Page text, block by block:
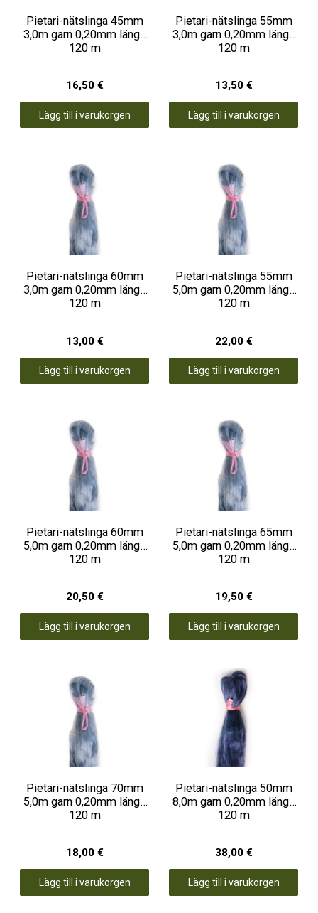
Pietari-nätslinga 45mm
3,0m garn 0,20mm längd
120 m
16,50 €
Lägg till i varukorgen
Pietari-nätslinga 55mm
3,0m garn 0,20mm längd
120 m
13,50 €
Lägg till i varukorgen
Pietari-nätslinga 60mm
3,0m garn 0,20mm längd
120 m
13,00 €
Lägg till i varukorgen
Pietari-nätslinga 55mm
5,0m garn 0,20mm längd
120 m
22,00 €
Lägg till i varukorgen
Pietari-nätslinga 60mm
5,0m garn 0,20mm längd
120 m
20,50 €
Lägg till i varukorgen
Pietari-nätslinga 65mm
5,0m garn 0,20mm längd
120 m
19,50 €
Lägg till i varukorgen
Pietari-nätslinga 70mm
5,0m garn 0,20mm längd
120 m
18,00 €
Lägg till i varukorgen
Pietari-nätslinga 50mm
8,0m garn 0,20mm längd
120 m
38,00 €
Lägg till i varukorgen